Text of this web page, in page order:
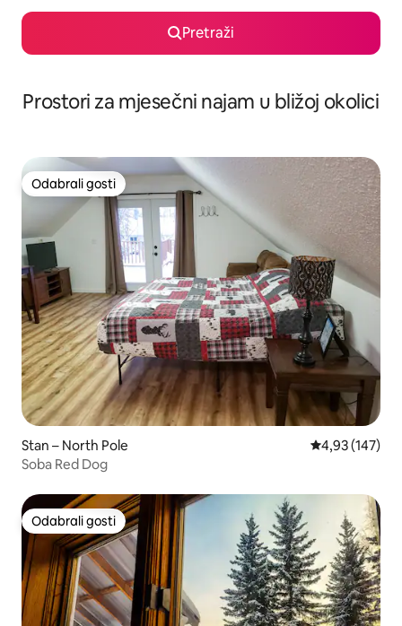
Pretraži
Prostori za mjesečni najam u bližoj okolici
Odabrali gosti
Odabrali gosti
Stan – North Pole Prosječna
4,93 (147)
Soba Red Dog
Odabrali gosti
Odabrali gosti